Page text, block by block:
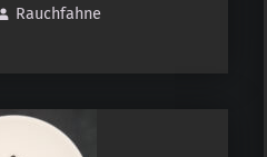
Rauchfahne